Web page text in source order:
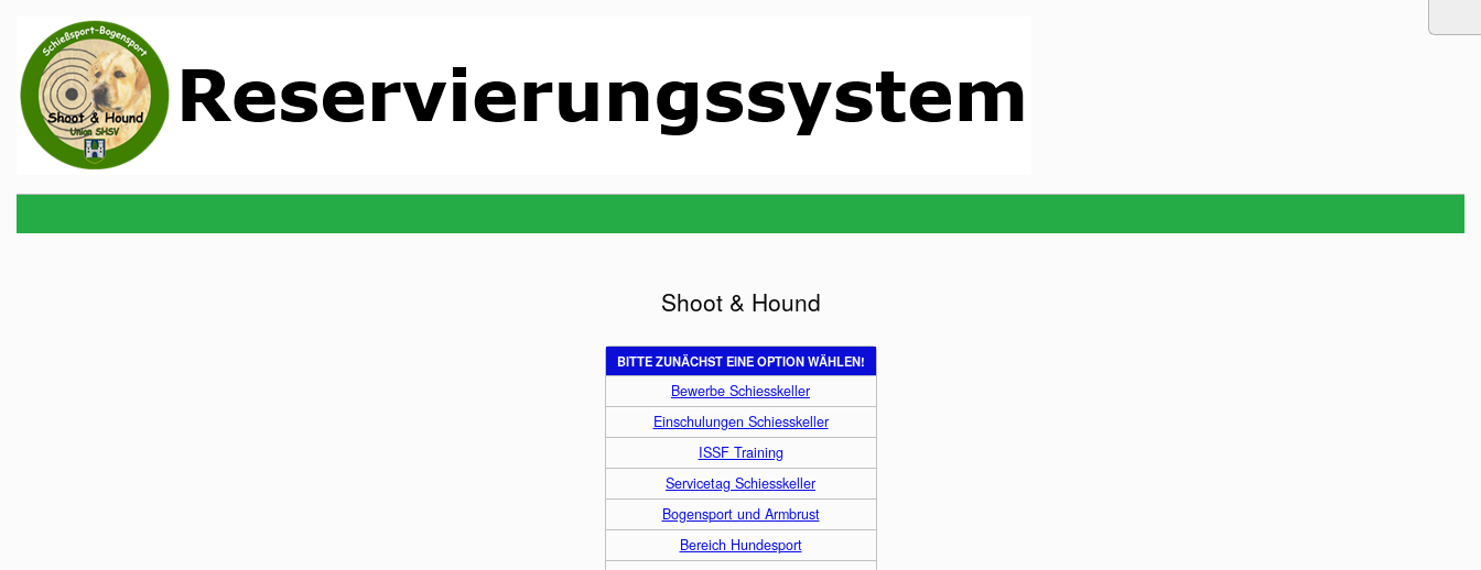
Shoot & Hound
BITTE ZUNÄCHST EINE OPTION WÄHLEN!
Bewerbe Schiesskeller
Einschulungen Schiesskeller
ISSF Training
Servicetag Schiesskeller
Bogensport und Armbrust
Bereich Hundesport